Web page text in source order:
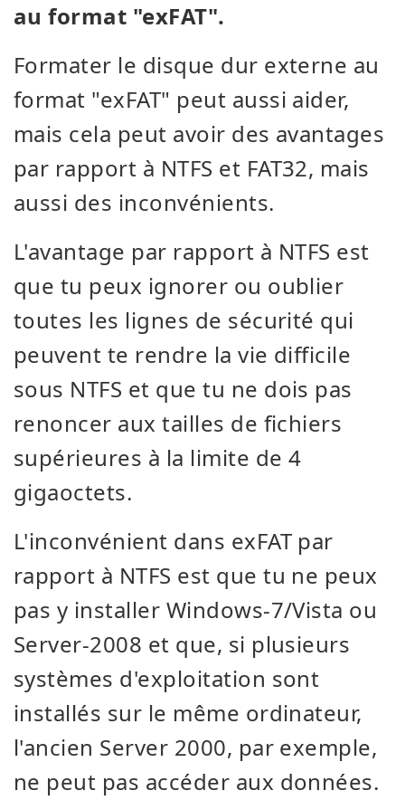
au format "exFAT".
Formater le disque dur externe au
format "exFAT" peut aussi aider,
mais cela peut avoir des avantages
par rapport à NTFS et FAT32, mais
aussi des inconvénients.
L'avantage par rapport à NTFS est
que tu peux ignorer ou oublier
toutes les lignes de sécurité qui
peuvent te rendre la vie difficile
sous NTFS et que tu ne dois pas
renoncer aux tailles de fichiers
supérieures à la limite de 4
gigaoctets.
L'inconvénient dans exFAT par
rapport à NTFS est que tu ne peux
pas y installer Windows-7/Vista ou
Server-2008 et que, si plusieurs
systèmes d'exploitation sont
installés sur le même ordinateur,
l'ancien Server 2000, par exemple,
ne peut pas accéder aux données.